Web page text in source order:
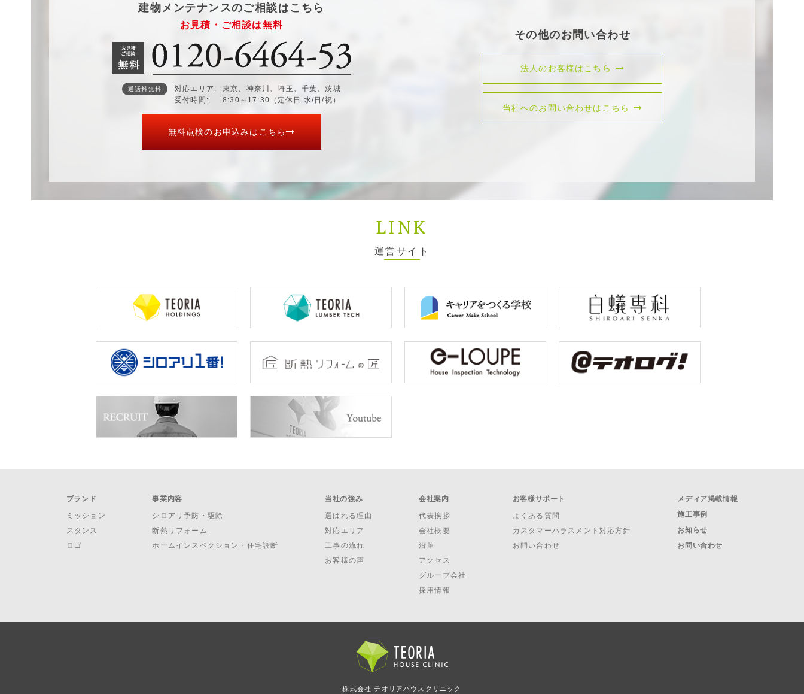
建物メンテナンスのご相談はこちら
お見積・ご相談は無料
通話料無料 対応エリア
東京、神奈川、埼玉、千葉、茨城
受付時間
8:30～17:30（定休日 水/日/祝）
無料点検のお申込みはこちら
その他のお問い合わせ
法人のお客様はこちら
当社へのお問い合わせはこちら
LINK
運営サイト
ブランド
ミッション
スタンス
ロゴ
事業内容
シロアリ予防・駆除
断熱リフォーム
ホームインスペクション・住宅診断
当社の強み
選ばれる理由
対応エリア
工事の流れ
お客様の声
会社案内
代表挨拶
会社概要
沿革
アクセス
グループ会社
採用情報
お客様サポート
よくある質問
カスタマーハラスメント対応方針
お問い合わせ
メディア掲載情報
施工事例
お知らせ
お問い合わせ
株式会社 テオリアハウスクリニック